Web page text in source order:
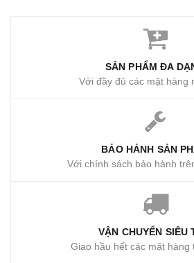
SẢN PHẨM ĐA
Với đầy đủ các mặt hàng
BẢO HẢNH SẢN
Với chính sách bảo hành
VẬN CHUYỂN SIÊU
Giao hầu hết các mặt hàng